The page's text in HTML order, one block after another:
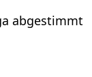
abgestimmt